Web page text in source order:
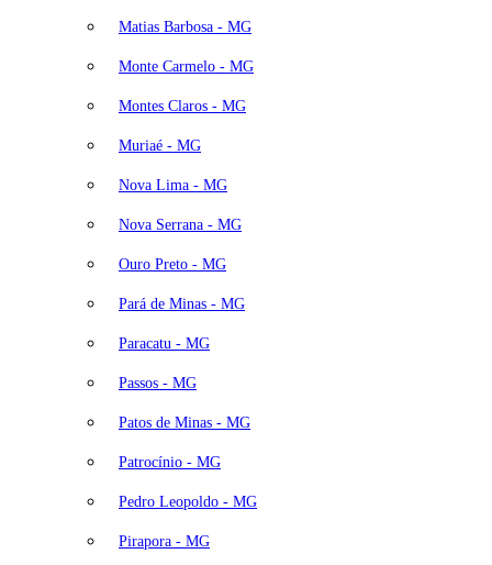
Matias Barbosa - MG
Monte Carmelo - MG
Montes Claros - MG
Muriaé - MG
Nova Lima - MG
Nova Serrana - MG
Ouro Preto - MG
Pará de Minas - MG
Paracatu - MG
Passos - MG
Patos de Minas - MG
Patrocínio - MG
Pedro Leopoldo - MG
Pirapora - MG